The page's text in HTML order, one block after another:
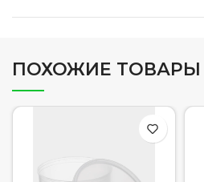
ПОХОЖИЕ ТОВАРЫ